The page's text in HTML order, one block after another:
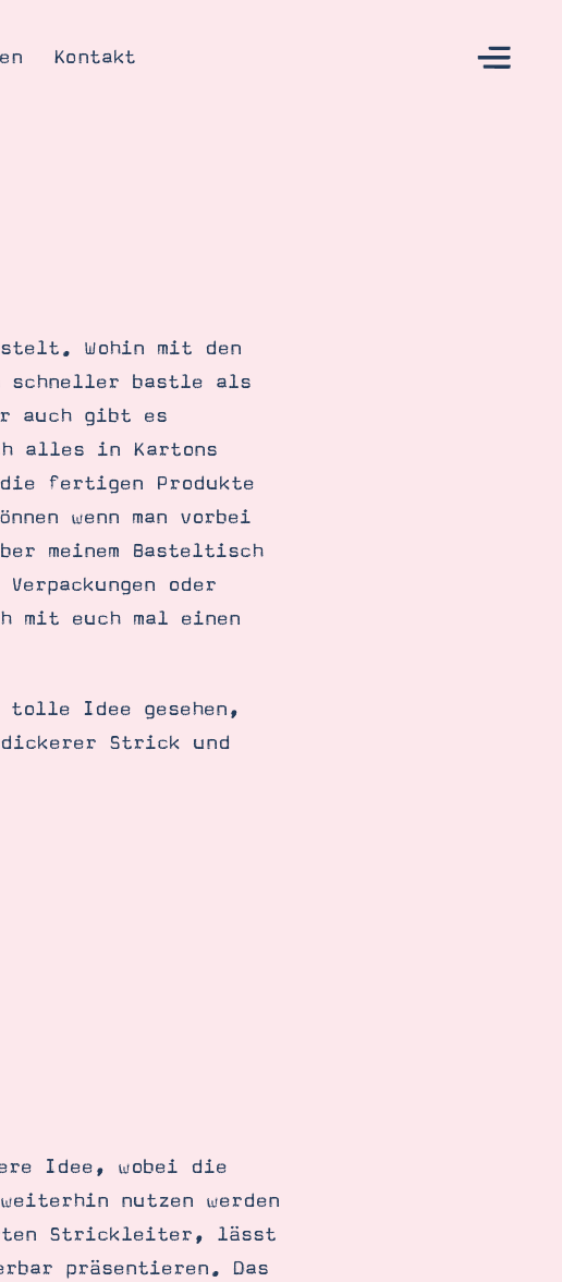
Kontakt
Wohin mit den
schneller bastle als
auch gibt es
alles in Kartons
fertigen Produkte
wenn man vorbei
meinem Basteltisch
oder
mit euch mal einen
tolle Idee gesehen,
dickerer Strick und
Idee, wobei die
nutzen werden
Strickleiter, lässt
präsentieren. Das